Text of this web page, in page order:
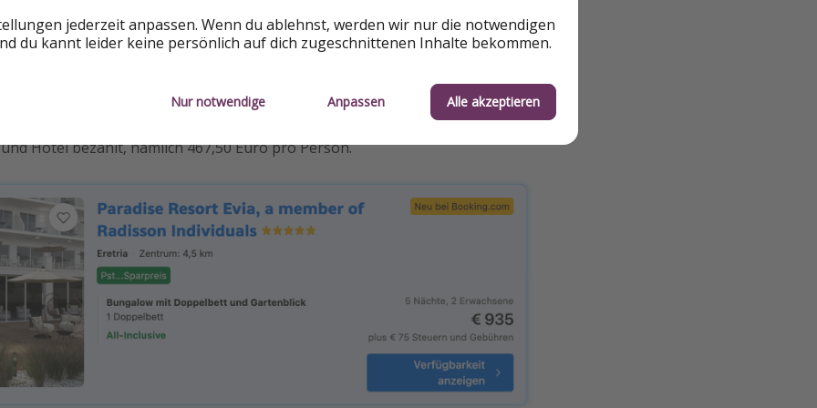
ihr am selben Termin für das Hotel allein schon mehr, als ihr hier im
Hotel bezahlt, nämlich 467,50 Euro pro Person.
jederzeit anpassen. Wenn du ablehnst, werden wir nur die notwendigen
du kannt leider keine persönlich auf dich zugeschnittenen Inhalte bekommen.
Nur notwendige Anpassen Alle akzeptieren